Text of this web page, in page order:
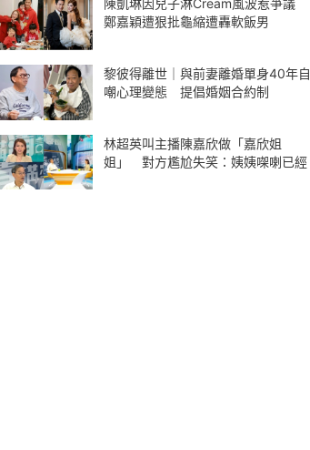
陳凱琳因兒子淋Cream風波惹爭議
鄭嘉穎遭狠批龜縮遭轟軟飯男
黎彼得離世｜與前妻離婚單身40年自
嘲心理變態 提倡婚姻合約制
林超英叫主播陳嘉欣做「嘉欣姐
姐」 對方尷尬失笑：姨姨㗎喇已經